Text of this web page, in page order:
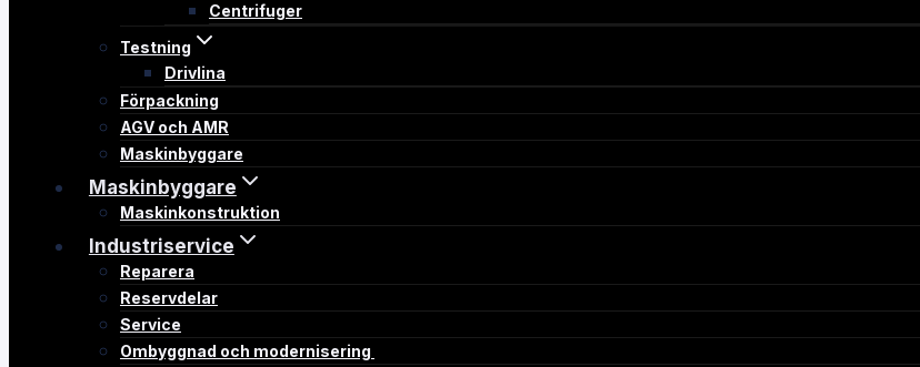
Centrifuger
Testning
Drivlina
Förpackning
AGV och AMR
Maskinbyggare
Maskinbyggare
Maskinkonstruktion
Industriservice
Reparera
Reservdelar
Service
Ombyggnad och modernisering